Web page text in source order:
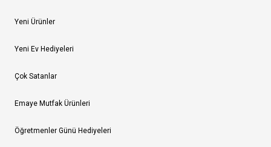
Yeni Ürünler
Yeni Ev Hediyeleri
Çok Satanlar
Emaye Mutfak Ürünleri
Öğretmenler Günü Hediyeleri